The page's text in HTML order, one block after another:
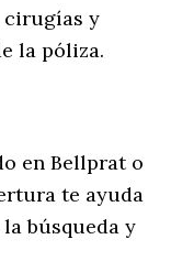
y
la póliza.
en Bellprat o
te ayuda
búsqueda y